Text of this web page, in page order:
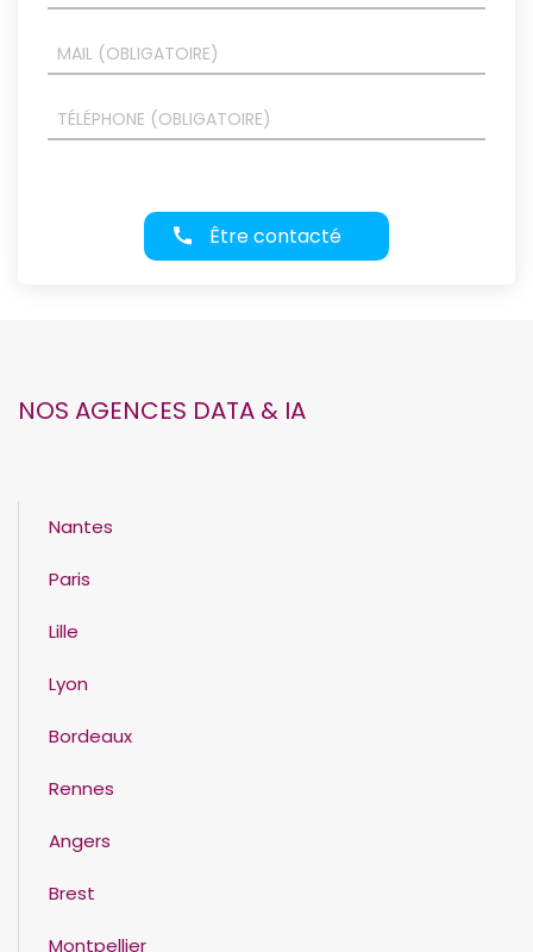
Être contacté
NOS AGENCES DATA & IA
Nantes
Paris
Lille
Lyon
Bordeaux
Rennes
Angers
Brest
Montpellier